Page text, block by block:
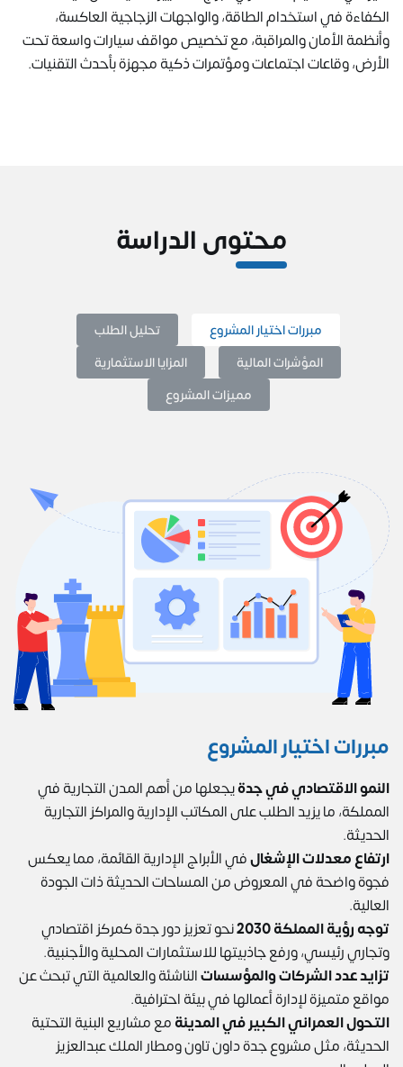
الكفاءة في استخدام الطاقة، والواجهات الزجاجية العاكسة،
وأنظمة الأمان والمراقبة، مع تخصيص مواقف سيارات واسعة تحت
الأرض، وقاعات اجتماعات ومؤتمرات ذكية مجهزة بأحدث التقنيات.
محتوى الدراسة
مبررات اختيار المشروع
تحليل الطلب
المؤشرات المالية
المزايا الاستثمارية
مميزات المشروع
مبررات اختيار المشروع
النمو الاقتصادي في جدةيجعلها من أهم المدن التجارية في
المملكة، ما يزيد الطلب على المكاتب الإدارية والمراكز التجارية
الحديثة.
ارتفاع معدلات الإشغالفي الأبراج الإدارية القائمة، مما يعكس
فجوة واضحة في المعروض من المساحات الحديثة ذات الجودة
العالية.
توجه رؤية المملكة 2030
نحو تعزيز دور جدة كمركز اقتصادي
وتجاري رئيسي، ورفع جاذبيتها للاستثمارات المحلية والأجنبية.
تزايد عدد الشركات والمؤسساتالناشئة والعالمية التي تبحث عن
مواقع متميزة لإدارة أعمالها في بيئة احترافية.
التحول العمراني الكبير في المدينةمع مشاريع البنية التحتية
الحديثة، مثل مشروع جدة داون تاون ومطار الملك عبدالعزيز